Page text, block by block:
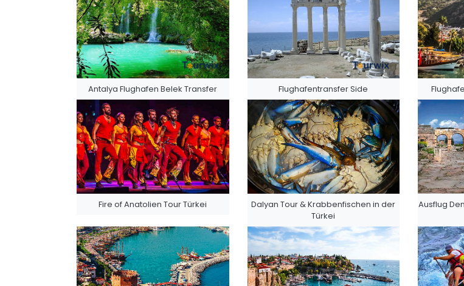
Antalya Flughafen Belek Transfer Flughafentransfer Side
Fire of Anatolien Tour Türkei
Dalyan Tour & Krabbenfischen in der
Türkei
Ausflug